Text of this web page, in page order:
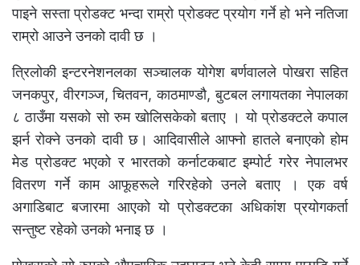
पाइने सस्ता प्रोडक्ट भन्दा राम्रो प्रोडक्ट प्रयोग गर्ने हो भने नतिजा
राम्रो आउने उनको दावी छ ।
त्रिलोकी इन्टरनेशनलका सञ्चालक योगेश बर्णवालले पोखरा सहित
जनकपुर, वीरगञ्ज, चितवन, काठमाण्डौ, बुटबल लगायतका नेपालका
८ ठाउँमा यसको सो रुम खोलिसकेको बताए । यो प्रोडक्टले कपाल
झर्न रोक्ने उनको दावी छ। आदिवासीले आफ्नो हातले बनाएको होम
मेड प्रोडक्ट भएको र भारतको कर्नाटकबाट इम्पोर्ट गरेर नेपालभर
वितरण गर्ने काम आफूहरूले गरिरहेको उनले बताए । एक वर्ष
अगाडिबाट बजारमा आएको यो प्रोडक्टका अधिकांश प्रयोगकर्ता
सन्तुष्ट रहेको उनको भनाइ छ ।